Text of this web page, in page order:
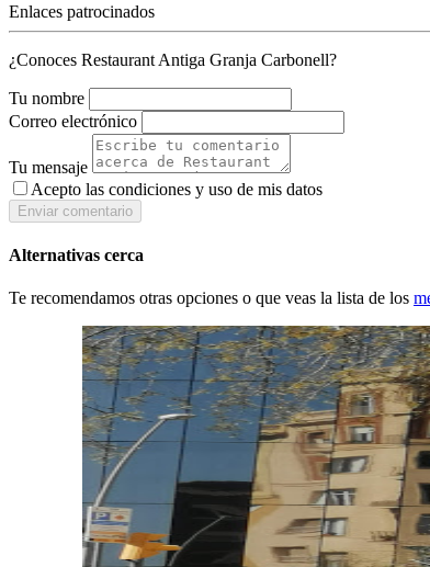
Enlaces patrocinados
¿Conoces Restaurant Antiga Granja Carbonell?
Tu nombre
Correo electrónico
Tu mensaje
Acepto las condiciones y uso de mis datos
Enviar comentario
Alternativas cerca
Te recomendamos otras opciones o que veas la lista de los